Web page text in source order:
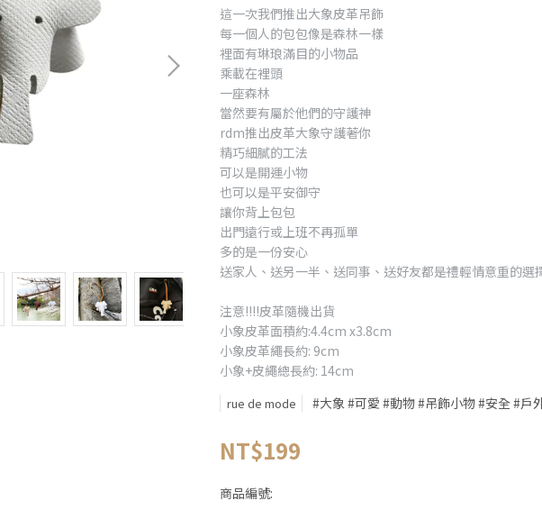
這一次我們推出大象皮革吊飾
每一個人的包包像是森林一樣
裡面有琳琅滿目的小物品
乘載在裡頭
一座森林
當然要有屬於他們的守護神
rdm推出皮革大象守護著你
精巧細膩的工法
可以是開運小物
也可以是平安御守
讓你背上包包
出門遠行或上班不再孤單
多的是一份安心
送家人、送另一半、送同事、送好友都是禮輕情意重的選
注意!!!!皮革隨機出貨
小象皮革面積約:4.4cm x3.8cm
小象皮革繩長約: 9cm
小象+皮繩總長約: 14cm
rue de mode #大象 #可愛 #動物 #吊飾小物 #安全 #戶
NT$199
商品編號: